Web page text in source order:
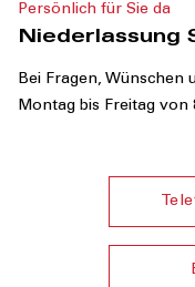
Persönlich für Sie da
Niederlassung
Bei Fragen, Wünschen
Montag bis Freitag von